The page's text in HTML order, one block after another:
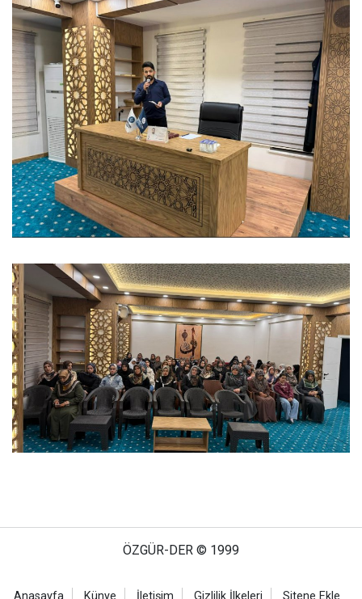
ÖZGÜR-DER © 1999
Anasayfa Künye İletişim Gizlilik İlkeleri Sitene Ekle